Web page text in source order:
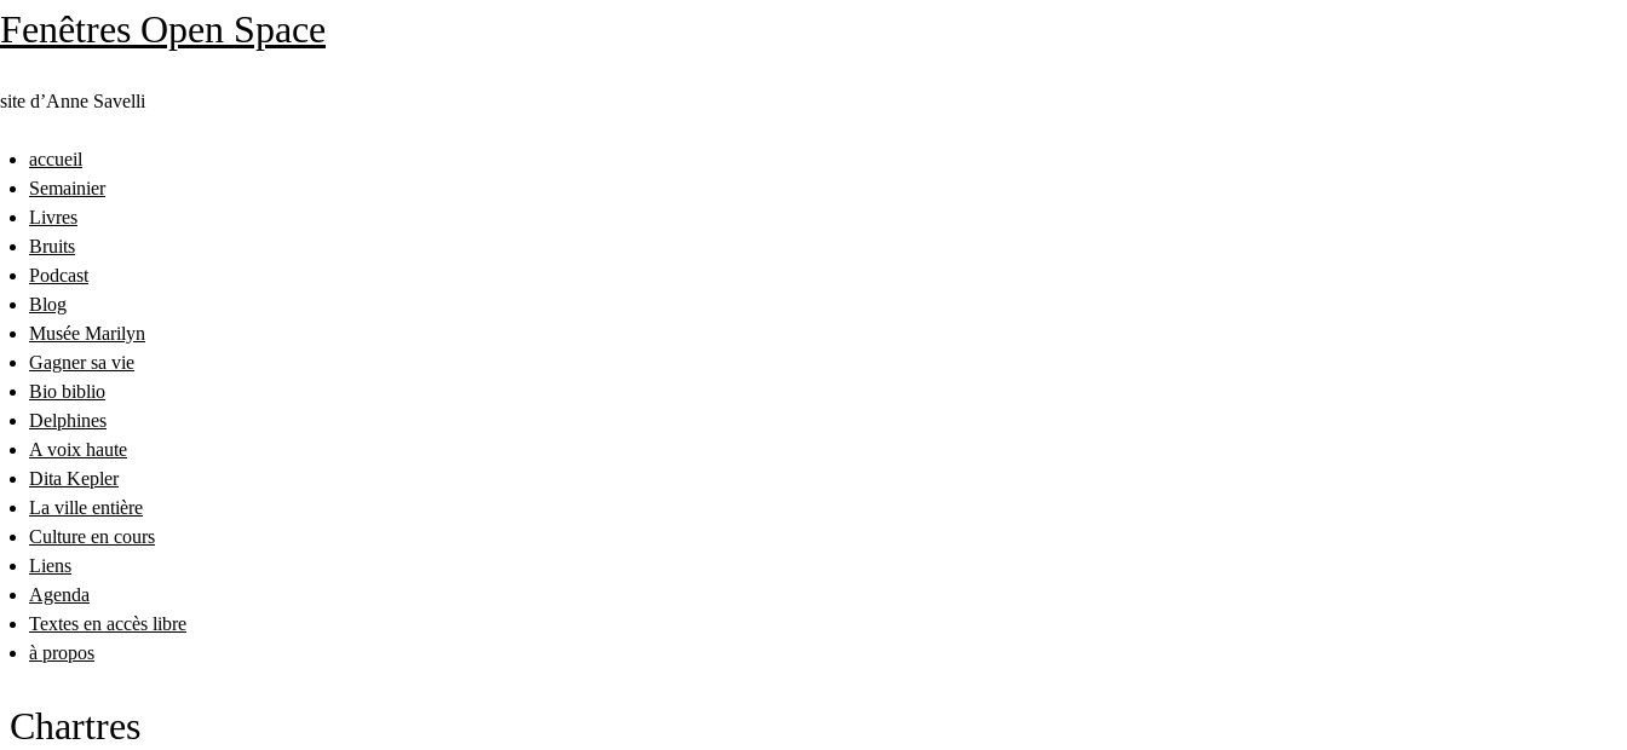
Fenêtres Open Space
site d’Anne Savelli
accueil
Semainier
Livres
Bruits
Podcast
Blog
Musée Marilyn
Gagner sa vie
Bio biblio
Delphines
A voix haute
Dita Kepler
La ville entière
Culture en cours
Liens
Agenda
Textes en accès libre
à propos
Chartres